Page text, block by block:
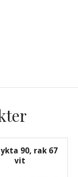
90, rak 67
vit